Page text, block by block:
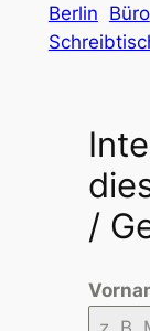
Berlin Büro
/